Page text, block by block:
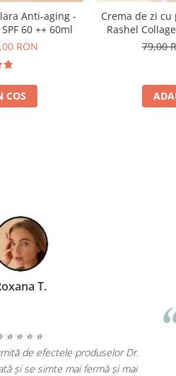
Anti-aging -
60 ++ 60ml
RON
COS
Crema de zi
Rashel
79,00
TV
De când le
Sunt extrem de
Rashel. Pielea